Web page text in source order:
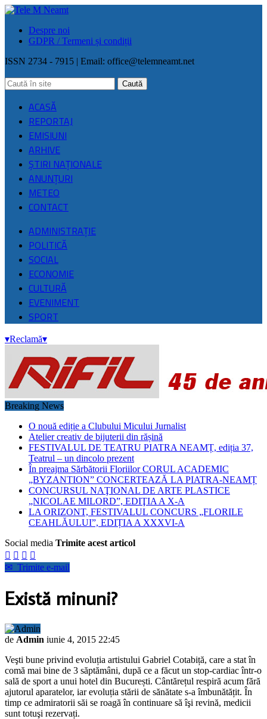
Despre noi
GDPR / Termeni și condiții
ISSN 2734 - 7915 | Email: office@telemneamt.net
ACASĂ
REPORTAJ
EMISIUNI
ARHIVE
ŞTIRI NAŢIONALE
ANUNȚURI
METEO
CONTACT
ADMINISTRAȚIE
POLITICĂ
SOCIAL
ECONOMIE
CULTURĂ
EVENIMENT
SPORT
▾Reclamă▾
Breaking News
O nouă ediție a Clubului Micului Jurnalist
Atelier creativ de bijuterii din rășină
FESTIVALUL DE TEATRU PIATRA NEAMȚ, ediția 37,
Teatrul – un dincolo prezent
În preajma Sărbătorii Floriilor CORUL ACADEMIC
„BYZANTION” CONCERTEAZĂ LA PIATRA-NEAMȚ
CONCURSUL NAŢIONAL DE ARTE PLASTICE
„NICOLAE MILORD”, EDIŢIA A X-A
LA ORIZONT, FESTIVALUL CONCURS „FLORILE
CEAHLĂULUI”, EDIȚIA A XXXVI-A
Social media Trimite acest articol
   
✉ Trimite e-mail
Există minuni?
de Admin iunie 4, 2015 22:45
Veşti bune privind evoluția artistului Gabriel Cotabiță, care a stat în
comă mai bine de 3 săptămâni, după ce a făcut un stop-cardiac într-o
sală de sport a unui hotel din București. Cântărețul respiră acum fără
ajutorul aparatelor, iar evoluția stării de sănătate s-a îmbunătățit. În
timp ce admiratorii săi se roagă în continuare să îşi revină, medicii
sunt totuşi rezervați.